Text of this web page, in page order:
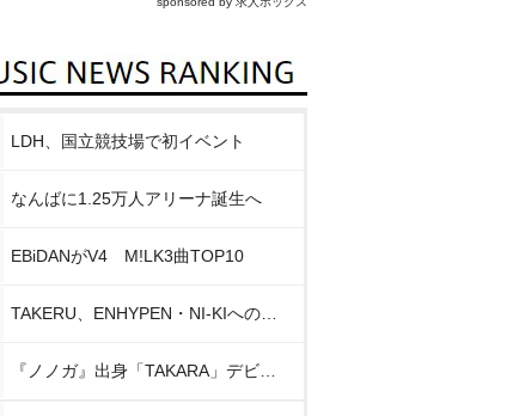
LDH、国立競技場で初イベント
なんばに1.25万人アリーナ誕生へ
EBiDANがV4 M!LK3曲TOP10